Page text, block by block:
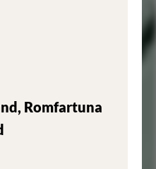
Romfartuna